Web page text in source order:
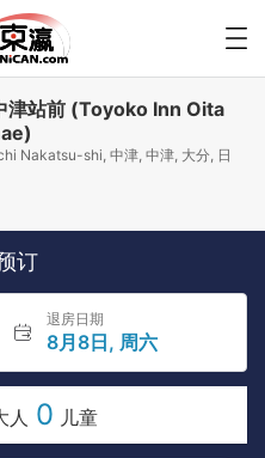
津站前 (Toyoko Inn Oita
Nakatsu-shi, 中津, 中津, 大分, 日
订
退房日期
8月8日, 周六
人 0 儿童